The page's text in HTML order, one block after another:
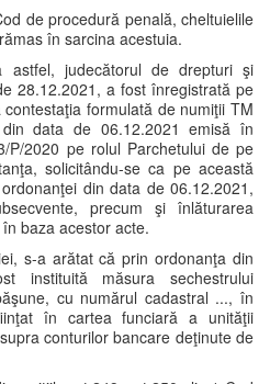
de procedură penală, cheltuielile
în sarcina acestuia.
astfel, judecătorul de drepturi şi
28.12.2021, a fost înregistrată pe
formulată de numiţii TM
data de 06.12.2021 emisă în
P/2020 pe rolul Parchetului de pe
solicitându-se ca pe această
din data de 06.12.2021,
precum şi înlăturarea
baza acestor acte.
s-a arătat că prin ordonanţa din
instituită măsura sechestrului
cu numărul cadastral ..., în
în cartea funciară a unităţii
conturilor bancare deţinute de